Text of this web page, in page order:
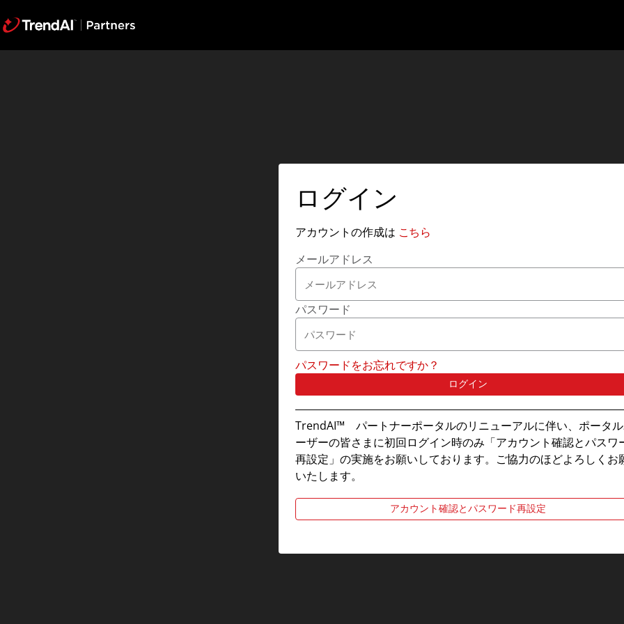
ログイン
アカウントの作成は こちら
メールアドレス
パスワード
パスワードをお忘れですか？
ログイン
TrendAI™ パートナーポータルのリニューアルに伴い、ポータ
ーザーの皆さまに初回ログイン時のみ「アカウント確認とパスワ
再設定」の実施をお願いしております。ご協力のほどよろしくお
いたします。
アカウント確認とパスワード再設定